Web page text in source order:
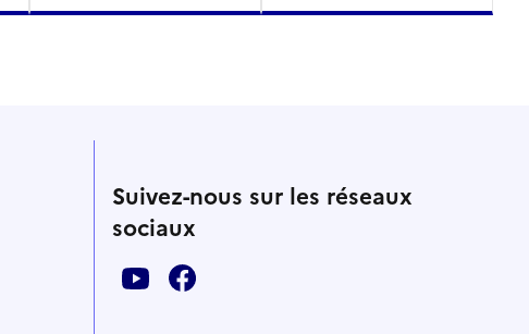
Suivez-nous sur les réseaux
sociaux